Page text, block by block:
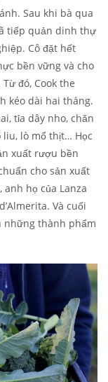
Sau khi bà qua
tiếp quản dinh thự
Cô đặt hết
bền vững và cho
đó, Cook the
kéo dài hai tháng.
tỉa dây nho, chăn
liu, lò mổ thịt… Học
xuất rượu bền
cho sản xuất
anh họ của Lanza
Và cuối
những thành phẩm